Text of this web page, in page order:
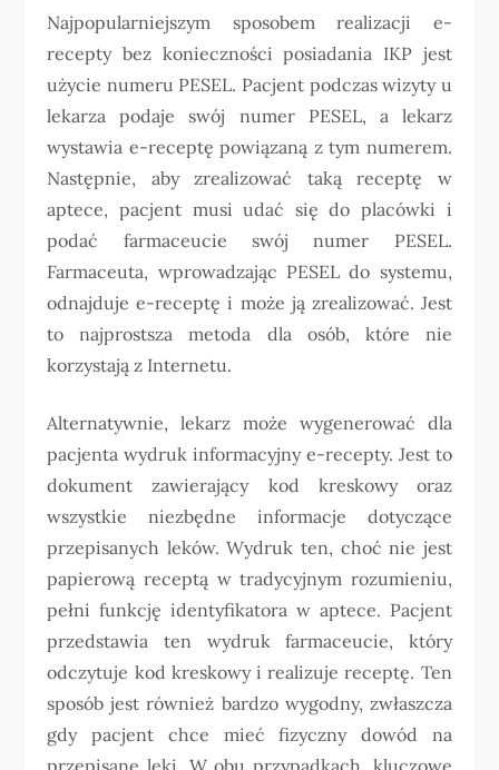
Najpopularniejszym sposobem realizacji e-
recepty bez konieczności posiadania IKP jest
użycie numeru PESEL. Pacjent podczas wizyty u
lekarza podaje swój numer PESEL, a lekarz
wystawia e-receptę powiązaną z tym numerem.
Następnie, aby zrealizować taką receptę w
aptece, pacjent musi udać się do placówki i
podać farmaceucie swój numer PESEL.
Farmaceuta, wprowadzając PESEL do systemu,
odnajduje e-receptę i może ją zrealizować. Jest
to najprostsza metoda dla osób, które nie
korzystają z Internetu.
Alternatywnie, lekarz może wygenerować dla
pacjenta wydruk informacyjny e-recepty. Jest to
dokument zawierający kod kreskowy oraz
wszystkie niezbędne informacje dotyczące
przepisanych leków. Wydruk ten, choć nie jest
papierową receptą w tradycyjnym rozumieniu,
pełni funkcję identyfikatora w aptece. Pacjent
przedstawia ten wydruk farmaceucie, który
odczytuje kod kreskowy i realizuje receptę. Ten
sposób jest również bardzo wygodny, zwłaszcza
gdy pacjent chce mieć fizyczny dowód na
przepisane leki. W obu przypadkach, kluczowe